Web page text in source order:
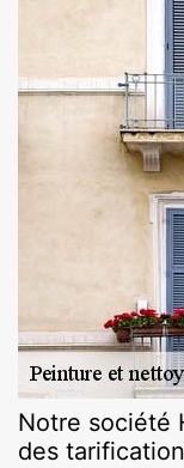
Notre société
des